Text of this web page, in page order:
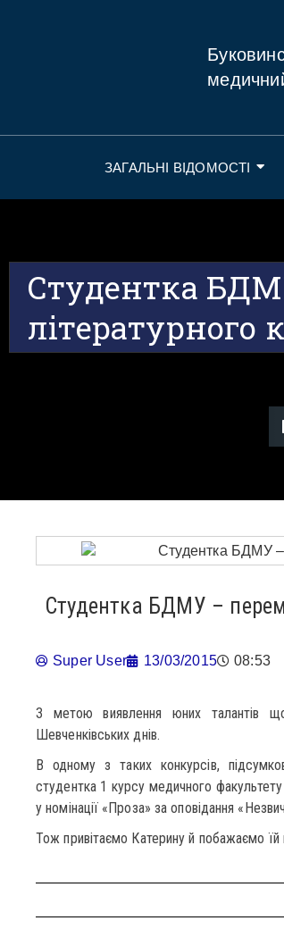
ЗАГАЛЬНІ ВІДОМОСТІ
Студентка
літературного
Студентка БДМУ –
Super User 13/03/2015 08:53
З метою виявлення юних талантів
Шевченківських днів.
В одному з таких конкурсів,
студентка 1 курсу медичного
у номінації «Проза» за оповідання
Тож привітаємо Катерину й побажаємо їй